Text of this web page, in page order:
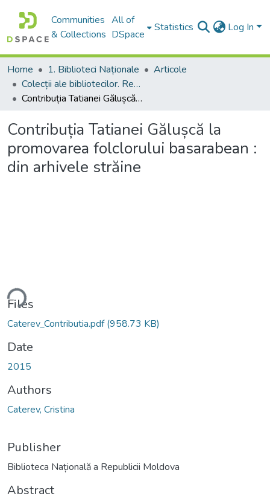
Communities
& Collections
All of
DSpace
Statistics Log In
Home 1. Biblioteci Naționale
Articole
Colecții ale bibliotecilor. Resurse informaționale
Contribuția Tatianei Gălușcă la promovarea folclorului basarabean : din arhivele străine
Contribuția Tatianei Gălușcă la
promovarea folclorului basarabean :
din arhivele străine
Files
Caterev_Contributia.pdf(958.73 KB)
Date
2015
Authors
Caterev, Cristina
Publisher
Biblioteca Națională a Republicii Moldova
Abstract